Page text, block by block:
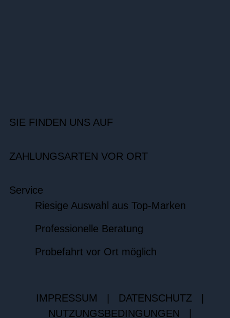
SIE FINDEN UNS AUF
ZAHLUNGSARTEN VOR ORT
Service
Riesige Auswahl aus Top-Marken
Professionelle Beratung
Probefahrt vor Ort möglich
IMPRESSUM DATENSCHUTZ
NUTZUNGSBEDINGUNGEN